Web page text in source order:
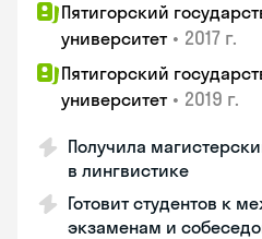
Пятигорский
университет • 2017 г.
Пятигорский
университет • 2019 г.
Получила
в лингвистике
Готовит студентов к
экзаменам и